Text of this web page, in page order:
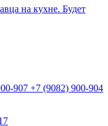
на кухне. Будет
907 +7 (9082) 900-904